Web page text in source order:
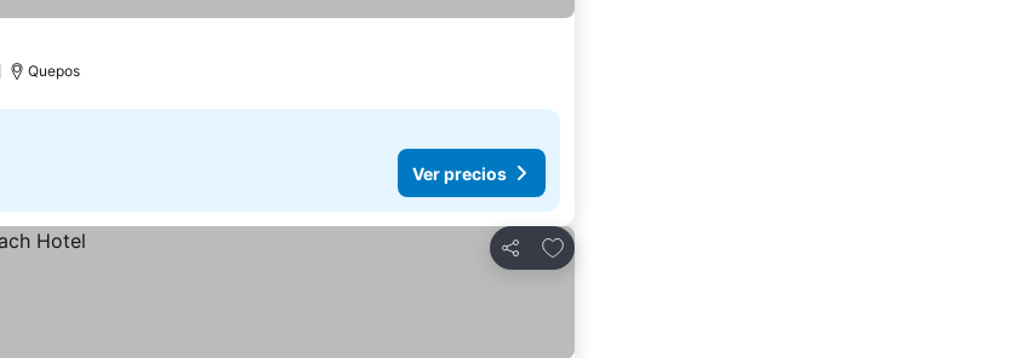
Quepos
Ver precios
Compartir
Agregar a favoritos